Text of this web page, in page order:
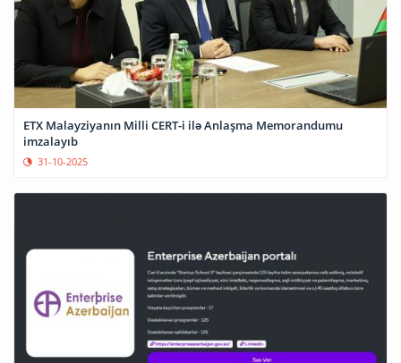
ETX Malayziyanın Milli CERT-i ilə Anlaşma Memorandumu
imzalayıb
31-10-2025